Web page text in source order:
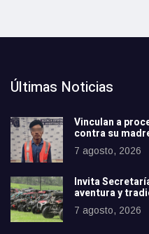
Últimas Noticias
Vinculan a
contra su
7 agosto, 2026
Invita
aventura y
7 agosto, 2026